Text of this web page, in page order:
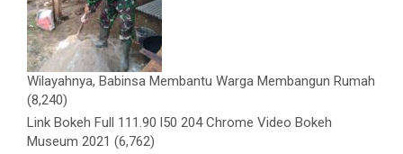
Wilayahnya, Babinsa Membantu Warga Membangun Rumah
(8,240)
Link Bokeh Full 111.90 l50 204 Chrome Video Bokeh
Museum 2021 (6,762)